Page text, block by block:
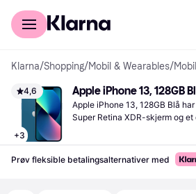
For kunder
Klarna/Shopping/Mobil & Wearables/
4,6
+3
Apple iPhone 13, 128GB
Apple iPhone 13, 128GB Blå
Super Retina XDR-skjerm og
Prøv fleksible betalingsalternativer med